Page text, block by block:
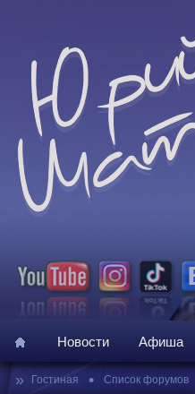
Новости Афиша
» Гостиная • Список форумов